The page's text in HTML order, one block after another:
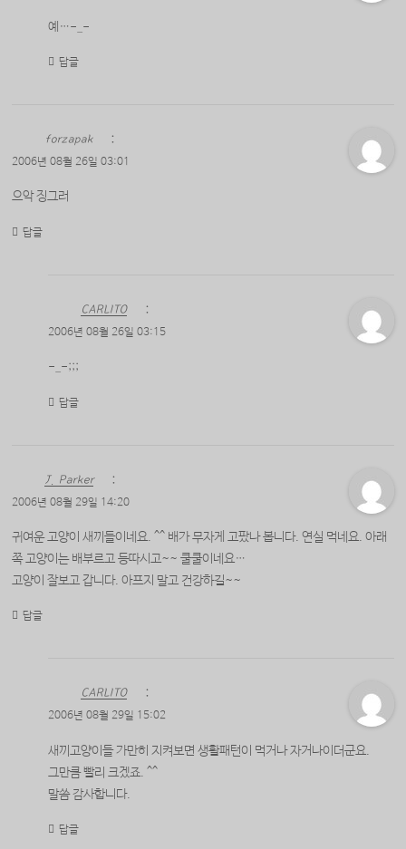
예…-_-
답글
forzapak :
2006년 08월 26일 03:01
으악 징그러
답글
CARLITO :
2006년 08월 26일 03:15
-_-;;;
답글
J. Parker :
2006년 08월 29일 14:20
귀여운 고양이 새끼들이네요. ^^ 배가 무자게 고팠나 봅니다. 연실 먹네요. 아래
쪽 고양이는 배부르고 등따시고~~ 쿨쿨이네요…
고양이 잘보고 갑니다. 아프지 말고 건강하길~~
답글
CARLITO :
2006년 08월 29일 15:02
새끼고양이들 가만히 지켜보면 생활패턴이 먹거나 자거나이더군요.
그만큼 빨리 크겠죠. ^^
말씀 감사합니다.
답글